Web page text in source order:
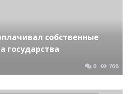
собственные
государства
0 766